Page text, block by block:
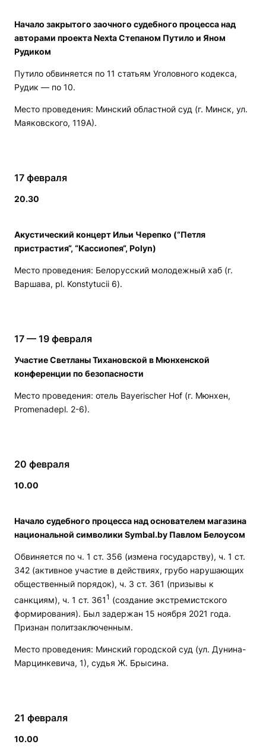
Начало закрытого заочного судебного процесса над
авторами проекта Nexta Степаном Путило и Яном
Рудиком
Путило обвиняется по 11 статьям Уголовного кодекса,
Рудик — по 10.
Место проведения: Минский областной суд (г. Минск, ул.
Маяковского, 119А).
17 февраля
20.30
Акустический концерт Ильи Черепко (“Петля
пристрастия“, “Кассиопея“, Polyn)
Место проведения: Белорусский молодежный хаб (г.
Варшава, pl. Konstytucii 6).
17 — 19 февраля
Участие Светланы Тихановской в Мюнхенской
конференции по безопасности
Место проведения: отель Bayerischer Hof (г. Мюнхен,
Promenadepl. 2-6).
20 февраля
10.00
Начало судебного процесса над основателем магазина
национальной символики Symbal.by Павлом Белоусом
Обвиняется по ч. 1 ст. 356 (измена государству), ч. 1 ст.
342 (активное участие в действиях, грубо нарушающих
общественный порядок), ч. 3 ст. 361 (призывы к
санкциям), ч. 1 ст. 3611 (создание экстремистского
формирования). Был задержан 15 ноября 2021 года.
Признан политзаключенным.
Место проведения: Минский городской суд (ул. Дунина-
Марцинкевича, 1), судья Ж. Брысина.
21 февраля
10.00